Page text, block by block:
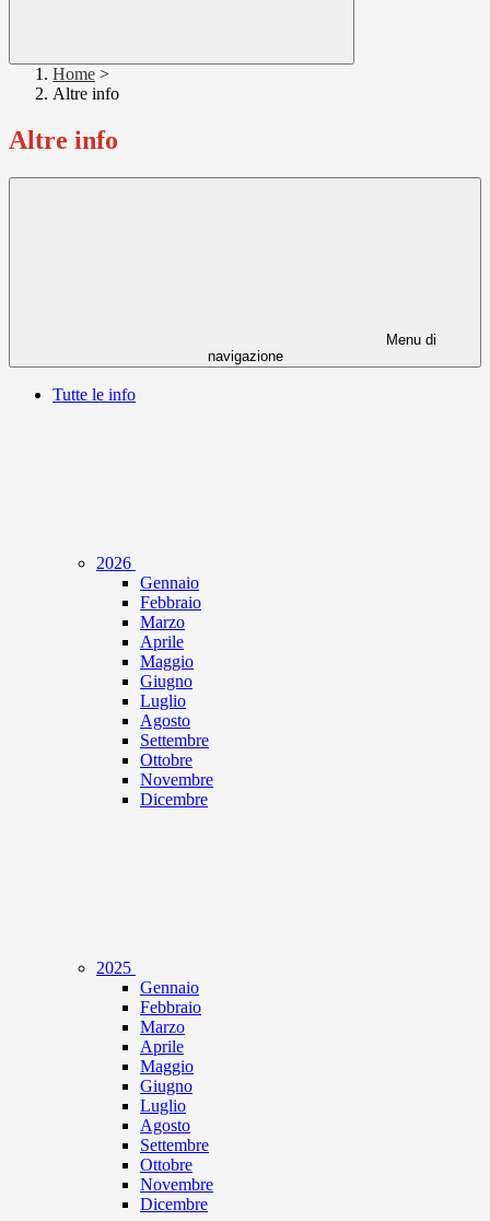
Home >
Altre info
Altre info
Menu di
navigazione
Tutte le info
2026
Gennaio
Febbraio
Marzo
Aprile
Maggio
Giugno
Luglio
Agosto
Settembre
Ottobre
Novembre
Dicembre
2025
Gennaio
Febbraio
Marzo
Aprile
Maggio
Giugno
Luglio
Agosto
Settembre
Ottobre
Novembre
Dicembre